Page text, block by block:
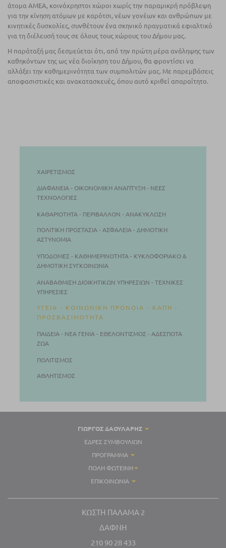
άτομα ΑΜΕΑ, κοινόχρηστοι χώροι χωρίς την παραμικρή πρόβλεψη
για την κίνηση ατόμων με καρότσι, νέων γονέων και ανθρώπων με
κινητικές δυσκολίες, συνθέτουν ένα σκηνικό πραγματικά εφιαλτικό
για τη διέλευσή τους σε όλους τους χώρους του Δήμου μας.
Η παράταξή μας δεσμεύεται ότι, από την πρώτη μέρα ανάληψης των
καθηκόντων της ως νέα διοίκηση του Δήμου, θα φροντίσει να
αλλάξει την καθημερινότητα των συμπολιτών μας. Με παρεμβάσεις
αποφασιστικές και ανακατασκευές, όπου αυτό κριθεί απαραίτητο.
ΧΑΙΡΕΤΙΣΜΌΣ
ΔΙΑΦΆΝΕΙΑ - ΟΙΚΟΝΟΜΙΚΉ ΑΝΆΠΤΥΞΗ - ΝΈΕΣ
ΤΕΧΝΟΛΟΓΊΕΣ
ΚΑΘΑΡΙΌΤΗΤΑ - ΠΕΡΙΒΆΛΛΟΝ - ΑΝΑΚΎΚΛΩΣΗ
ΠΟΛΙΤΙΚΉ ΠΡΟΣΤΑΣΊΑ - ΑΣΦΆΛΕΙΑ - ΔΗΜΟΤΙΚΉ
ΑΣΤΥΝΟΜΊΑ
ΥΠΟΔΟΜΈΣ - ΚΑΘΗΜΕΡΙΝΌΤΗΤΑ - ΚΥΚΛΟΦΟΡΙΑΚΌ &
ΔΗΜΟΤΙΚΉ ΣΥΓΚΟΙΝΩΝΊΑ
ΑΝΑΒΆΘΜΙΣΗ ΔΙΟΙΚΗΤΙΚΏΝ ΥΠΗΡΕΣΙΏΝ - ΤΕΧΝΙΚΈΣ
ΥΠΗΡΕΣΊΕΣ
ΥΓΕΙΆ - ΚΟΙΝΩΝΙΚΉ ΠΡΌΝΟΙΑ - ΚΑΠΗ -
ΠΡΟΣΒΑΣΙΜΌΤΗΤΑ
ΠΑΙΔΕΊΑ - ΝΕΑ ΓΕΝΙΆ - ΕΘΕΛΟΝΤΙΣΜΌΣ - ΑΔΈΣΠΟΤΑ
ΖΏΑ
ΠΟΛΙΤΙΣΜΌΣ
ΑΘΛΗΤΙΣΜΌΣ
ΓΙΏΡΓΟΣ ΔΑΟΥΛΑΡΗΣ
ΈΔΡΕΣ ΣΥΜΒΟΥΛΊΩΝ
ΠΡΌΓΡΑΜΜΑ
ΠΌΛΗ ΦΩΤΕΙΝΉ
ΕΠΙΚΟΙΝΩΝΊΑ
ΚΩΣΤΉ ΠΑΛΑΜΑ 2
ΔΆΦΝΗ
210 90 28 433